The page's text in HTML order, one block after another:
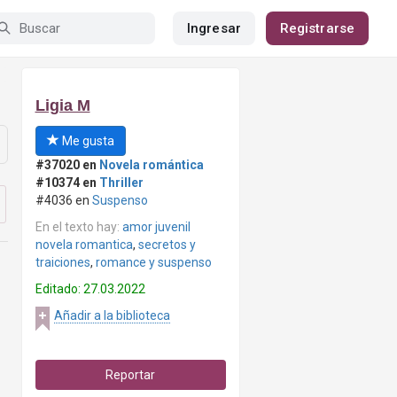
Ingresar Registrarse
Ligia M
Me gusta
#37020 en Novela romántica
#10374 en Thriller
#4036 en Suspenso
En el texto hay: amor juvenil
novela romantica, secretos y
traiciones, romance y suspenso
Editado: 27.03.2022
Añadir a la biblioteca
Reportar